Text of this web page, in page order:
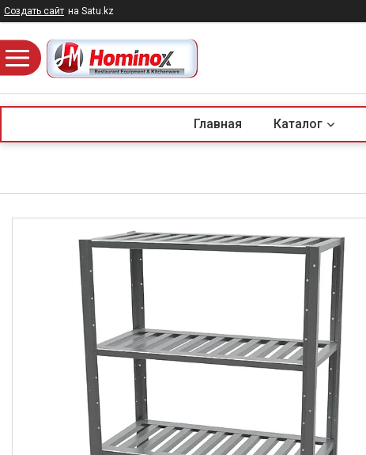
Создать сайт на Satu.kz
Главная Каталог